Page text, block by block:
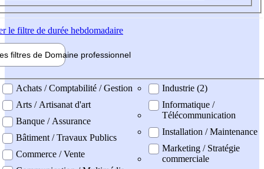
le filtre de durée hebdomadaire
filtres de Domaine professionnel
professionel
Achats / Comptabilité / Gestion
Arts / Artisanat d'art
Banque / Assurance
Bâtiment / Travaux Publics
Commerce / Vente
Industrie (2)
Informatique /
Télécommunication
Installation / Maintenance
Marketing / Stratégie
commerciale